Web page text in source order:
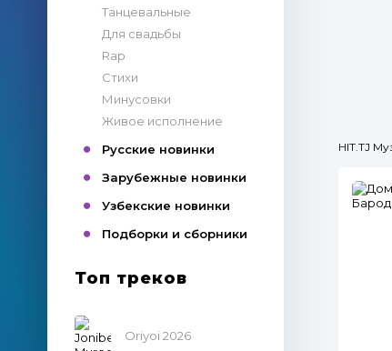
Танцевальные
Для свадьбы
Rap
Стихи
Минусовки
Живое исполнение
Русские новинки
Зарубежные новинки
Узбекские новинки
Подборки и сборники
Топ треков
Oriyoi 2026
HIT.TJ